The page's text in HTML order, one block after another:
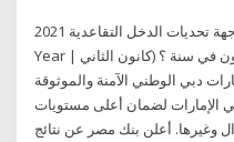
كيفية مواجهة تحديات الدخل التقاعدية 2021 How We paid $30K in a
Year | كيف سددنا ٣٠ الف دولار من الديون في سنة ؟ (كانون الثاني
دبي الوطني الآمنة والموثوقة
الإمارات لضمان أعلى مستويات
وغيرها. أعلن بنك مصر عن نتائج